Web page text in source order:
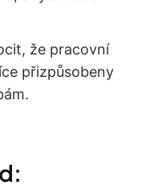
že pracovní
přizpůsobeny